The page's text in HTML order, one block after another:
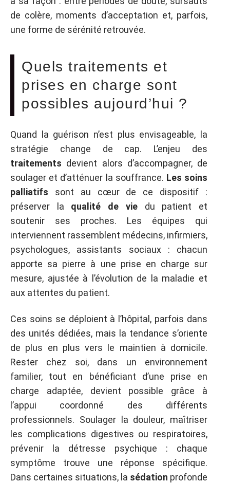
de colère, moments d’acceptation et, parfois,
une forme de sérénité retrouvée.
Quels traitements et
prises en charge sont
possibles aujourd’hui ?
Quand la guérison n’est plus envisageable, la
stratégie change de cap. L’enjeu des
traitements devient alors d’accompagner, de
soulager et d’atténuer la souffrance. Les soins
palliatifs sont au cœur de ce dispositif :
préserver la qualité de viedu patient et
soutenir ses proches. Les équipes qui
interviennent rassemblent médecins, infirmiers,
psychologues, assistants sociaux : chacun
apporte sa pierre à une prise en charge sur
mesure, ajustée à l’évolution de la maladie et
aux attentes du patient.
Ces soins se déploient à l’hôpital, parfois dans
des unités dédiées, mais la tendance s’oriente
de plus en plus vers le maintien à domicile.
Rester chez soi, dans un environnement
familier, tout en bénéficiant d’une prise en
charge adaptée, devient possible grâce à
l’appui coordonné des différents
professionnels. Soulager la douleur, maîtriser
les complications digestives ou respiratoires,
prévenir la détresse psychique : chaque
symptôme trouve une réponse spécifique.
Dans certaines situations, la sédation profonde